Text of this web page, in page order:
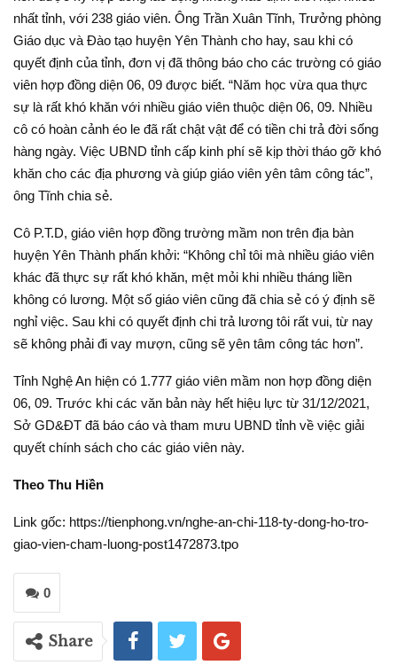
nhất tỉnh, với 238 giáo viên. Ông Trần Xuân Tĩnh, Trưởng phòng
Giáo dục và Đào tạo huyện Yên Thành cho hay, sau khi có
quyết định của tỉnh, đơn vị đã thông báo cho các trường có giáo
viên hợp đồng diện 06, 09 được biết. “Năm học vừa qua thực
sự là rất khó khăn với nhiều giáo viên thuộc diện 06, 09. Nhiều
cô có hoàn cảnh éo le đã rất chật vật để có tiền chi trả đời sống
hàng ngày. Việc UBND tỉnh cấp kinh phí sẽ kịp thời tháo gỡ khó
khăn cho các địa phương và giúp giáo viên yên tâm công tác”,
ông Tĩnh chia sẻ.
Cô P.T.D, giáo viên hợp đồng trường mầm non trên địa bàn
huyện Yên Thành phấn khởi: “Không chỉ tôi mà nhiều giáo viên
khác đã thực sự rất khó khăn, mệt mỏi khi nhiều tháng liền
không có lương. Một số giáo viên cũng đã chia sẻ có ý định sẽ
nghỉ việc. Sau khi có quyết định chi trả lương tôi rất vui, từ nay
sẽ không phải đi vay mượn, cũng sẽ yên tâm công tác hơn”.
Tỉnh Nghệ An hiện có 1.777 giáo viên mầm non hợp đồng diện
06, 09. Trước khi các văn bản này hết hiệu lực từ 31/12/2021,
Sở GD&ĐT đã báo cáo và tham mưu UBND tỉnh về việc giải
quyết chính sách cho các giáo viên này.
Theo Thu Hiền
Link gốc: https://tienphong.vn/nghe-an-chi-118-ty-dong-ho-tro-
giao-vien-cham-luong-post1472873.tpo
0
Share